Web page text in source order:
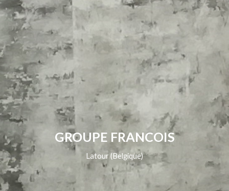
GROUPE FRANCOIS
Latour (Belgique)